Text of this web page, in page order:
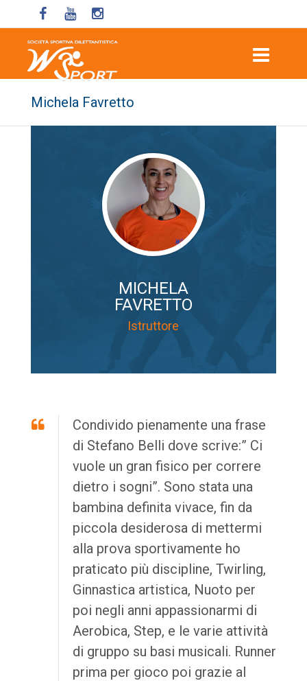
Michela Favretto
MICHELA
FAVRETTO
Istruttore
Condivido pienamente una frase
di Stefano Belli dove scrive:” Ci
vuole un gran fisico per correre
dietro i sogni”. Sono stata una
bambina definita vivace, fin da
piccola desiderosa di mettermi
alla prova sportivamente ho
praticato più discipline, Twirling,
Ginnastica artistica, Nuoto per
poi negli anni appassionarmi di
Aerobica, Step, e le varie attività
di gruppo su basi musicali. Runner
prima per gioco poi grazie al